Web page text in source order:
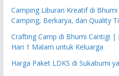
Camping Liburan Kreatif di
Camping, Berkarya, dan Quality
Crafting Camp di Bhumi Cantigi |
Hari 1 Malam untuk Keluarga
Harga Paket LDKS di Sukabumi